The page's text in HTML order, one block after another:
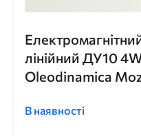
лінійний ДУ10
Oleodinamica
В наявності